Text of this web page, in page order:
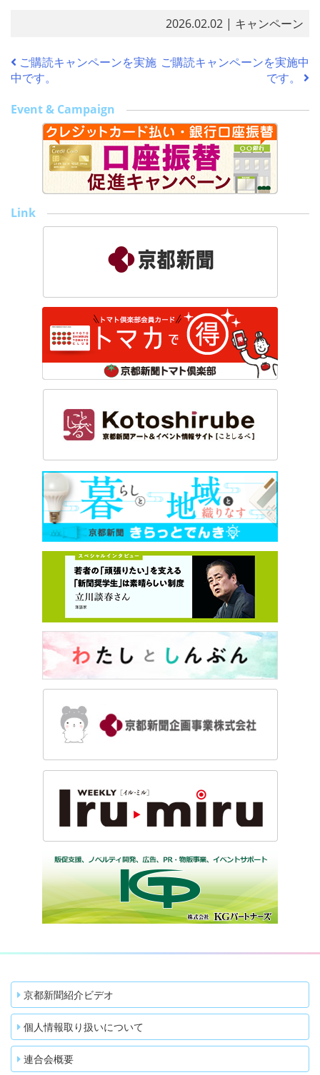
e
b
o
o
k
er l
2026.02.02 | キャンペーン
ご購読キャンペーンを実施
中です。
ご購読キャンペーンを実施中
です。
Event & Campaign
Link
京都新聞紹介ビデオ
個人情報取り扱いについて
連合会概要